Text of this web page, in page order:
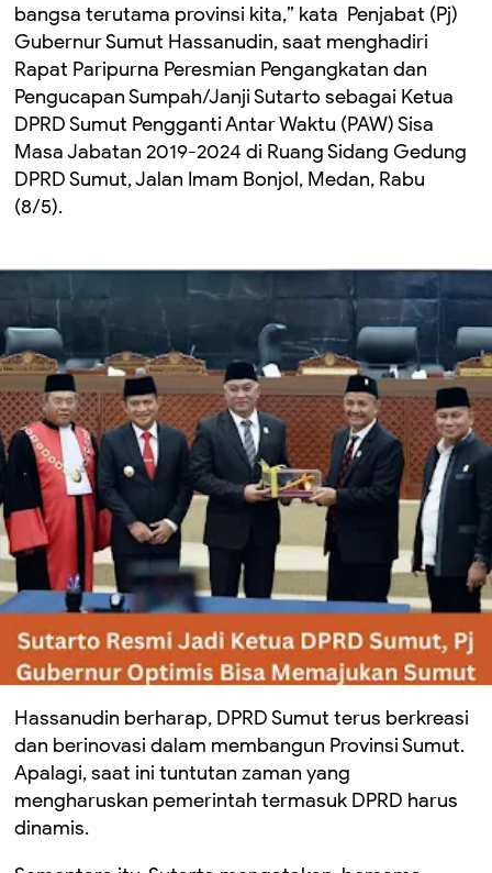
bangsa terutama provinsi kita,” kata Penjabat (Pj)
Gubernur Sumut Hassanudin, saat menghadiri
Rapat Paripurna Peresmian Pengangkatan dan
Pengucapan Sumpah/Janji Sutarto sebagai Ketua
DPRD Sumut Pengganti Antar Waktu (PAW) Sisa
Masa Jabatan 2019-2024 di Ruang Sidang Gedung
DPRD Sumut, Jalan Imam Bonjol, Medan, Rabu
(8/5).
Hassanudin berharap, DPRD Sumut terus berkreasi
dan berinovasi dalam membangun Provinsi Sumut.
Apalagi, saat ini tuntutan zaman yang
mengharuskan pemerintah termasuk DPRD harus
dinamis.